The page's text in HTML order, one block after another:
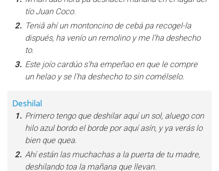
tío Juan Coco.
2. Teniâ ahí un montoncino de cebá pa recogel-la
dispués, ha venío un remolino y me l'ha deshecho
to.
3. Este joío cardúo s'ha empeñao en que le compre
un helao y se l'ha deshecho to sin comélselo.
Deshilal
1. Primero tengo que deshilar aquí un sol, aluego con
hilo azul bordo el borde por aquí asín, y ya verás lo
bien que quea.
2. Ahí están las muchachas a la puerta de tu madre,
deshilando toa la mañana que llevan.